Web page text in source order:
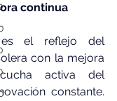
continua
el reflejo del
con la mejora
activa del
constante.